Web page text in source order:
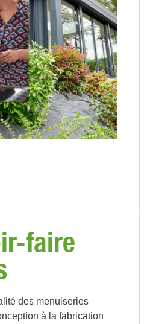
faire
des menuiseries
à la fabrication